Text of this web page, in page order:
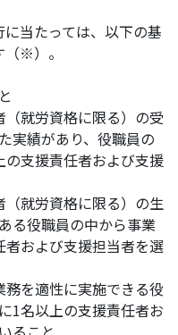
当たっては、以下の基
※）。
（就労資格に限る）の受
実績があり、役職員の
支援責任者および支援
（就労資格に限る）の生
る役職員の中から事業
および支援担当者を選
務を適性に実施できる役
1名以上の支援責任者お